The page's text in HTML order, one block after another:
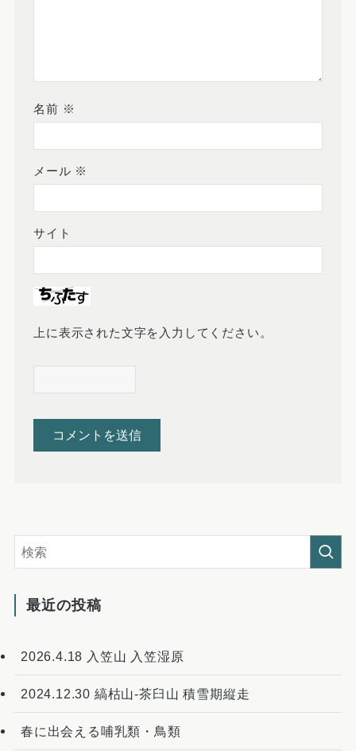
名前 ※
メール ※
サイト
上に表示された文字を入力してください。
最近の投稿
2026.4.18 入笠山 入笠湿原
2024.12.30 縞枯山-茶臼山 積雪期縦走
春に出会える哺乳類・鳥類